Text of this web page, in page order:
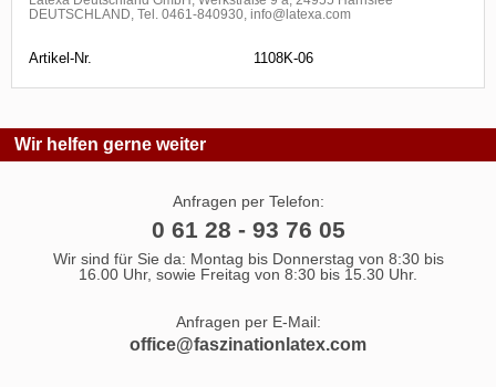
DEUTSCHLAND, Tel. 0461-840930, info@latexa.com
Artikel-Nr. 1108K-06
Wir helfen gerne weiter
Anfragen per Telefon:
0 61 28 - 93 76 05
Wir sind für Sie da: Montag bis Donnerstag von 8:30 bis
16.00 Uhr, sowie Freitag von 8:30 bis 15.30 Uhr.
Anfragen per E-Mail:
office@faszinationlatex.com